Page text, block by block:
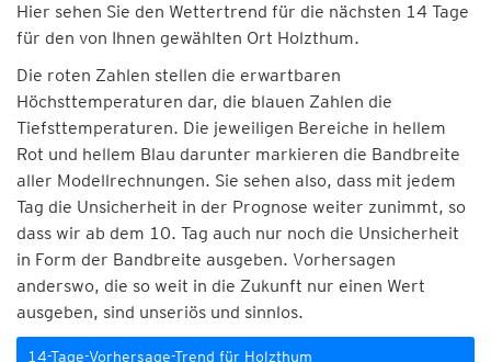
Hier sehen Sie den Wettertrend für die nächsten 14 Tage
für den von Ihnen gewählten Ort Holzthum.
Die roten Zahlen stellen die erwartbaren
Höchsttemperaturen dar, die blauen Zahlen die
Tiefsttemperaturen. Die jeweiligen Bereiche in hellem
Rot und hellem Blau darunter markieren die Bandbreite
aller Modellrechnungen. Sie sehen also, dass mit jedem
Tag die Unsicherheit in der Prognose weiter zunimmt, so
dass wir ab dem 10. Tag auch nur noch die Unsicherheit
in Form der Bandbreite ausgeben. Vorhersagen
anderswo, die so weit in die Zukunft nur einen Wert
ausgeben, sind unseriös und sinnlos.
14-Tage-Vorhersage-Trend für Holzthum